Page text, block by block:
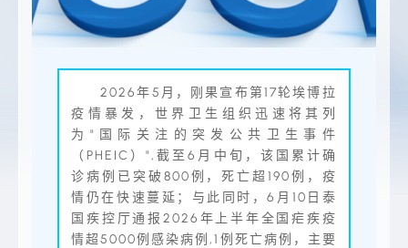
2026年5月，刚果宣布第17轮埃博拉
疫情暴发，世界卫生组织迅速将其列
为"国际关注的突发公共卫生事件
（PHEIC）",截至6月中旬，该国累计确
诊病例已突破800例，死亡超190例，疫
情仍在快速蔓延；与此同时，6月10日泰
国疾控厅通报2026年上半年全国疟疾疫
情超5000例感染病例,1例死亡病例，主要